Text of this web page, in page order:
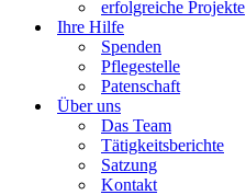
erfolgreiche Projekte
Ihre Hilfe
Spenden
Pflegestelle
Patenschaft
Über uns
Das Team
Tätigkeitsberichte
Satzung
Kontakt